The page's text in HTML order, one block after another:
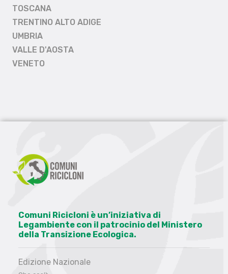
TOSCANA
TRENTINO ALTO ADIGE
UMBRIA
VALLE D'AOSTA
VENETO
Comuni Ricicloni è un’iniziativa di
Legambiente con il patrocinio del Ministero
della Transizione Ecologica.
Edizione Nazionale